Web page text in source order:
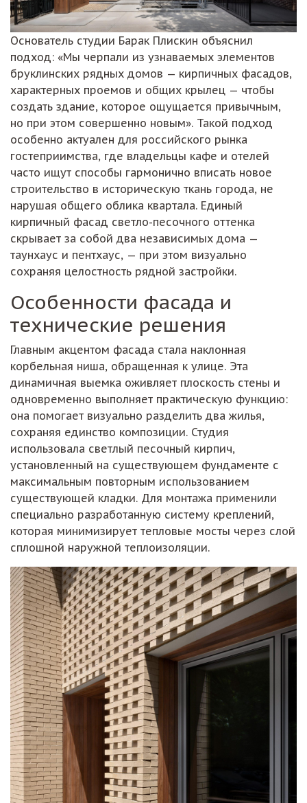
Основатель студии Барак Плискин объяснил
подход: «Мы черпали из узнаваемых элементов
бруклинских рядных домов — кирпичных фасадов,
характерных проемов и общих крылец — чтобы
создать здание, которое ощущается привычным,
но при этом совершенно новым». Такой подход
особенно актуален для российского рынка
гостеприимства, где владельцы кафе и отелей
часто ищут способы гармонично вписать новое
строительство в историческую ткань города, не
нарушая общего облика квартала. Единый
кирпичный фасад светло-песочного оттенка
скрывает за собой два независимых дома —
таунхаус и пентхаус, — при этом визуально
сохраняя целостность рядной застройки.
Особенности фасада и
технические решения
Главным акцентом фасада стала наклонная
корбельная ниша, обращенная к улице. Эта
динамичная выемка оживляет плоскость стены и
одновременно выполняет практическую функцию:
она помогает визуально разделить два жилья,
сохраняя единство композиции. Студия
использовала светлый песочный кирпич,
установленный на существующем фундаменте с
максимальным повторным использованием
существующей кладки. Для монтажа применили
специально разработанную систему креплений,
которая минимизирует тепловые мосты через слой
сплошной наружной теплоизоляции.